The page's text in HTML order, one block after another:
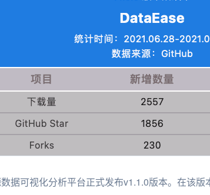
据可视化分析平台正式发布v1.1.0版本。在该